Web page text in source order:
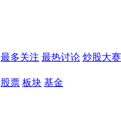
最多关注 最热讨论 炒股大赛
股票 板块 基金